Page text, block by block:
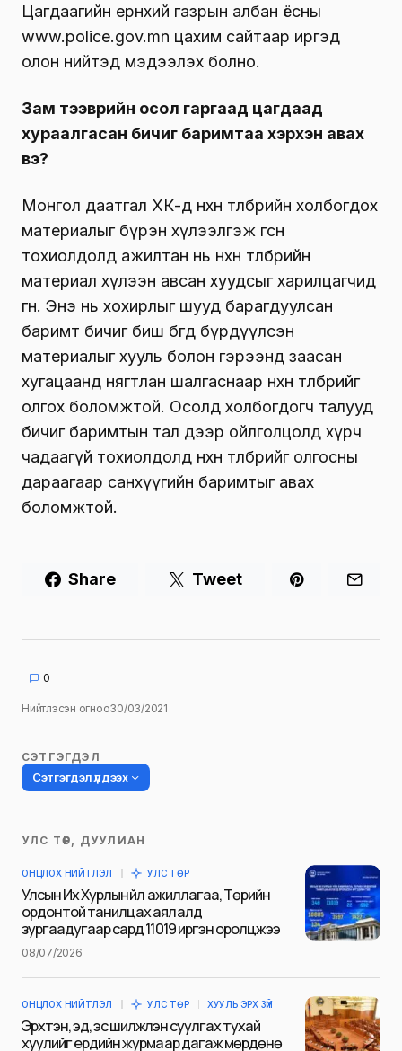
Цагдаагийн ерөнхий газрын албан ёсны
www.police.gov.mn цахим сайтаар иргэд
олон нийтэд мэдээлэх болно.
Зам тээврийн осол гаргаад цагдаад
хураалгасан бичиг баримтаа хэрхэн авах
вэ?
Монгол даатгал ХК-д нөхөн төлбөрийн холбогдох
материалыг бүрэн хүлээлгэж өгсөн
тохиолдолд ажилтан нь нөхөн төлбөрийн
материал хүлээн авсан хуудсыг харилцагчид
өгнө. Энэ нь хохирлыг шууд барагдуулсан
баримт бичиг биш бөгөөд бүрдүүлсэн
материалыг хууль болон гэрээнд заасан
хугацаанд нягтлан шалгаснаар нөхөн төлбөрийг
олгох боломжтой. Осолд холбогдогч талууд
бичиг баримтын тал дээр ойлголцолд хүрч
чадаагүй тохиолдолд нөхөн төлбөрийг олгосны
дараагаар санхүүгийн баримтыг авах
боломжтой.
Share Tweet
0
Нийтлэсэн огноо30/03/2021
СЭТГЭГДЭЛ
Сэтгэгдэл үлдээх
Таны имэйл хаягийг нийтлэхгүй.
тэмдэглэсэн
Name
УЛС ТӨР, ДУУЛИАН
ОНЦЛОХ НИЙТЛЭЛ УЛС ТӨР
Улсын Их Хурлын үйл ажиллагаа, Төрийн
ордонтой танилцах аялалд
зургаадугаар сард 11019 иргэн оролцжээ
08/07/2026
ОНЦЛОХ НИЙТЛЭЛ УЛС ТӨР ХУУЛЬ ЭРХ ЗҮЙ
Эрхтэн, эд, эс шилжүүлэн суулгах тухай
хуулийг ердийн журмаар дагаж мөрдөнө